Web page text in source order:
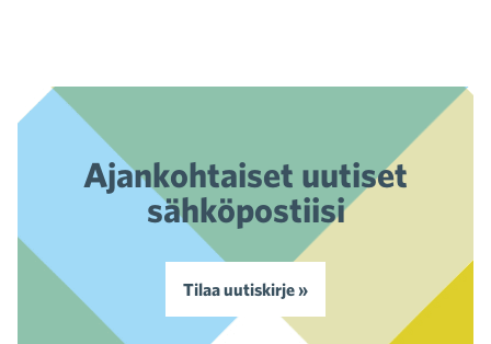
Ajankohtaiset uutiset
sähköpostiisi
Tilaa uutiskirje »